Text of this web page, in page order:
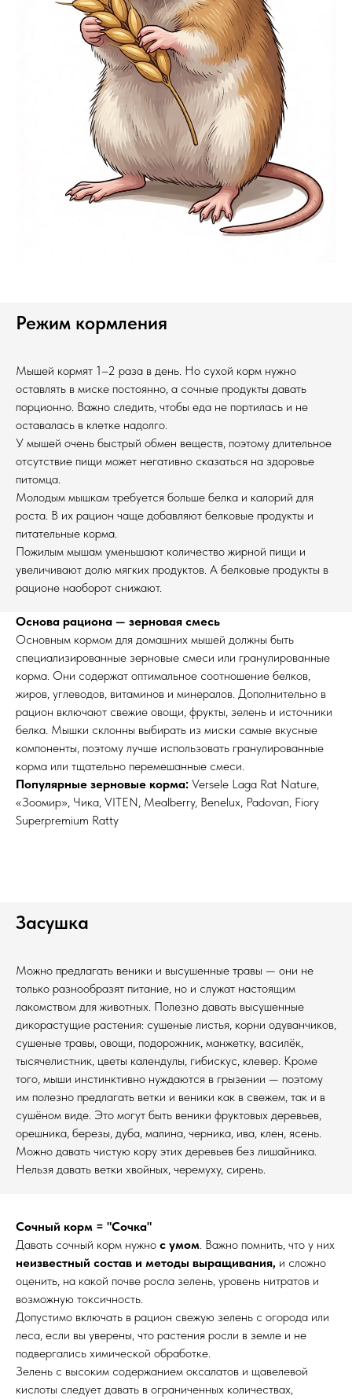
Режим кормления
Мышей кормят 1–2 раза в день. Но сухой корм нужно
оставлять в миске постоянно, а сочные продукты давать
порционно. Важно следить, чтобы еда не портилась и не
оставалась в клетке надолго.
У мышей очень быстрый обмен веществ, поэтому длительное
отсутствие пищи может негативно сказаться на здоровье
питомца.
Молодым мышкам требуется больше белка и калорий для
роста. В их рацион чаще добавляют белковые продукты и
питательные корма.
Пожилым мышам уменьшают количество жирной пищи и
увеличивают долю мягких продуктов. А белковые продукты в
рационе наоборот снижают.
Основа рациона — зерновая смесь
Основным кормом для домашних мышей должны быть
специализированные зерновые смеси или гранулированные
корма. Они содержат оптимальное соотношение белков,
жиров, углеводов, витаминов и минералов. Дополнительно в
рацион включают свежие овощи, фрукты, зелень и источники
белка. Мышки склонны выбирать из миски самые вкусные
компоненты, поэтому лучше использовать гранулированные
корма или тщательно перемешанные смеси.
Популярные зерновые корма: Versele Laga Rat Nature,
«Зоомир», Чика, VITEN, Mealberry, Benelux, Padovan, Fiory
Superpremium Ratty
Засушка
Можно предлагать веники и высушенные травы — они не
только разнообразят питание, но и служат настоящим
лакомством для животных. Полезно давать высушенные
дикорастущие растения: сушеные листья, корни одуванчиков,
сушеные травы, овощи, подорожник, манжетку, василёк,
тысячелистник, цветы календулы, гибискус, клевер. Кроме
того, мыши инстинктивно нуждаются в грызении — поэтому
им полезно предлагать ветки и веники как в свежем, так и в
сушёном виде. Это могут быть веники фруктовых деревьев,
орешника, березы, дуба, малина, черника, ива, клен, ясень.
Можно давать чистую кору этих деревьев без лишайника.
Нельзя давать ветки хвойных, черемуху, сирень.
Сочный корм = "Сочка"
Давать сочный корм нужно с умом. Важно помнить, что у них
неизвестный состав и методы выращивания, и сложно
оценить, на какой почве росла зелень, уровень нитратов и
возможную токсичность.
Допустимо включать в рацион свежую зелень с огорода или
леса, если вы уверены, что растения росли в земле и не
подвергались химической обработке.
Зелень с высоким содержанием оксалатов и щавелевой
кислоты следует давать в ограниченных количествах,